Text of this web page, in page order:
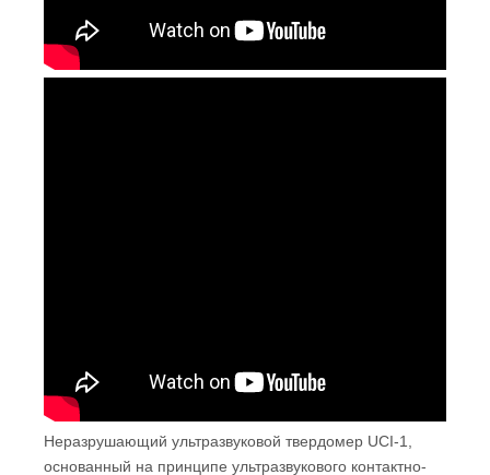
Неразрушающий ультразвуковой твердомер UCI-1,
основанный на принципе ультразвукового контактно-